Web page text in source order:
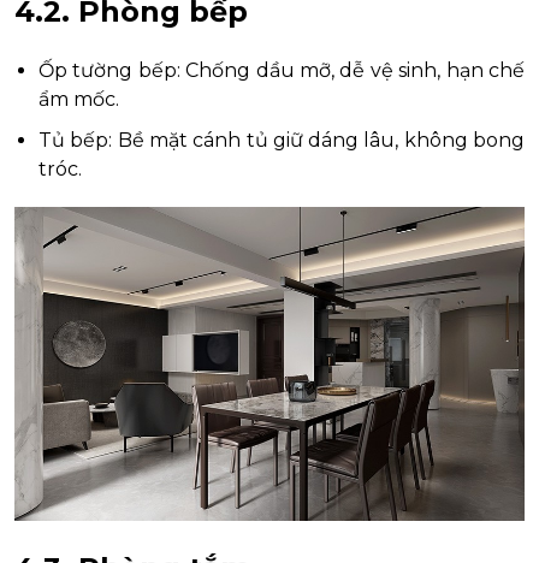
4.2. Phòng bếp
Ốp tường bếp: Chống dầu mỡ, dễ vệ sinh, hạn chế
ẩm mốc.
Tủ bếp: Bề mặt cánh tủ giữ dáng lâu, không bong
tróc.